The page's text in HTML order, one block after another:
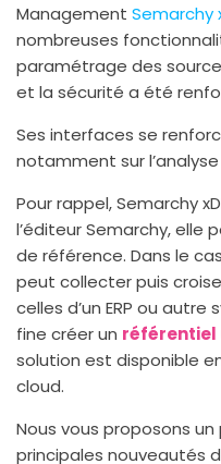
Management Semarchy
nombreuses
paramétrage des
et la sécurité a été
Ses interfaces se
notamment sur
Pour rappel, Semarchy
l’éditeur Semarchy, elle
de référence. Dans le
peut collecter puis
celles d’un ERP ou
fine créer un référentiel
solution est disponible
cloud.
Nous vous proposons
principales nouveautés